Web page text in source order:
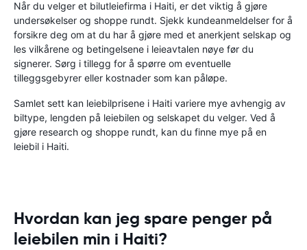
Når du velger et bilutleiefirma i Haiti, er det viktig å gjøre
undersøkelser og shoppe rundt. Sjekk kundeanmeldelser for å
forsikre deg om at du har å gjøre med et anerkjent selskap og
les vilkårene og betingelsene i leieavtalen nøye før du
signerer. Sørg i tillegg for å spørre om eventuelle
tilleggsgebyrer eller kostnader som kan påløpe.
Samlet sett kan leiebilprisene i Haiti variere mye avhengig av
biltype, lengden på leiebilen og selskapet du velger. Ved å
gjøre research og shoppe rundt, kan du finne mye på en
leiebil i Haiti.
Hvordan kan jeg spare penger på
leiebilen min i Haiti?